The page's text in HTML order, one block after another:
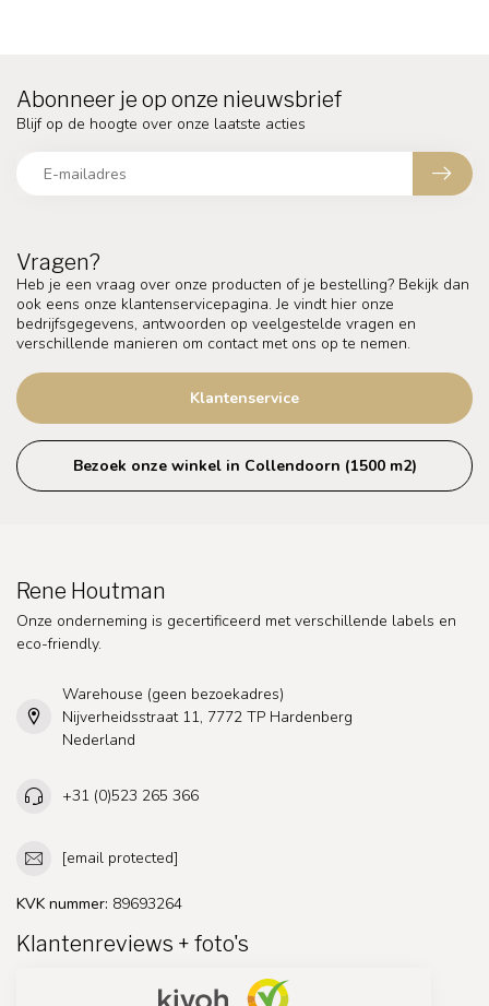
Vragen?
Heb je een vraag over onze producten of je bestelling? Bekijk dan
ook eens onze klantenservicepagina. Je vindt hier onze
bedrijfsgegevens, antwoorden op veelgestelde vragen en
verschillende manieren om contact met ons op te nemen.
Klantenservice
Bezoek onze winkel in Collendoorn (1500 m2)
Abonneer je op onze nieuwsbrief
Blijf op de hoogte over onze laatste acties
Rene Houtman
Onze onderneming is gecertificeerd met verschillende labels en
eco-friendly.
Warehouse (geen bezoekadres)
Nijverheidsstraat 11, 7772 TP Hardenberg
Nederland
+31 (0)523 265 366
[email protected]
KVK nummer: 89693264
Klantenreviews + foto's